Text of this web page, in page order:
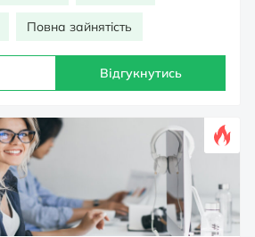
Повна зайнятість
Відгукнутись